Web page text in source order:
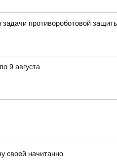
противороботовой
9 августа
своей начитанно